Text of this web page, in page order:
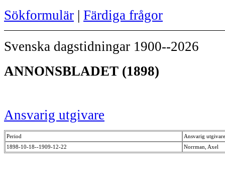
Sökformulär | Färdiga frågor
Svenska dagstidningar 1900--2026
ANNONSBLADET (1898)
Ansvarig utgivare
Period
Ansvarig utgivare
1898-10-18--1909-12-22
Norrman, Axel